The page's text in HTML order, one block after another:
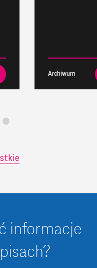
Archiwum
informacje